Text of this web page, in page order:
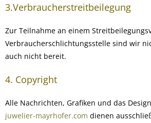
3.Verbraucherstreitbeilegung
Zur Teilnahme an einem
Verbraucherschlichtungsstelle sind wir
auch nicht bereit.
4. Copyright
Alle Nachrichten, Grafiken und das
juwelier-mayrhofer.com dienen